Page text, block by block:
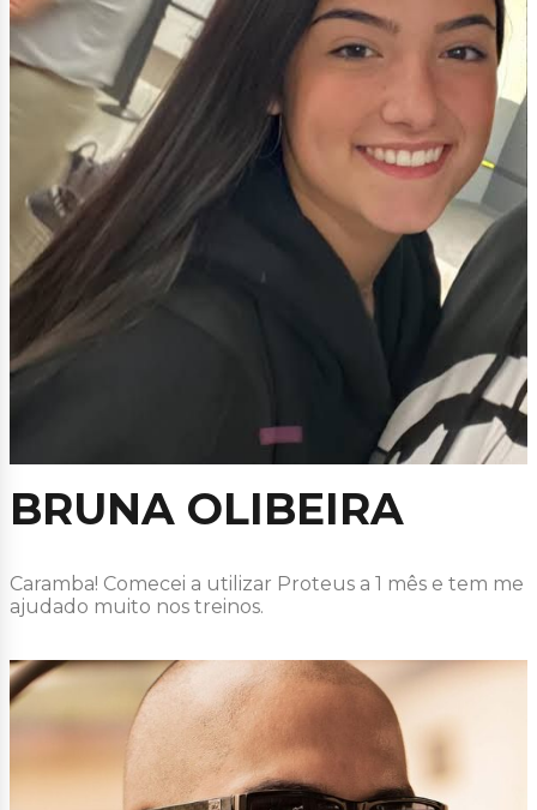
BRUNA OLIBEIRA
Caramba! Comecei a utilizar Proteus a 1 mês e tem me
ajudado muito nos treinos.